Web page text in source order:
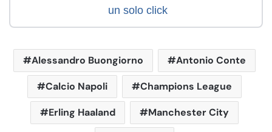
un solo click
Alessandro Buongiorno Antonio Conte
Calcio Napoli Champions League
Erling Haaland Manchester City